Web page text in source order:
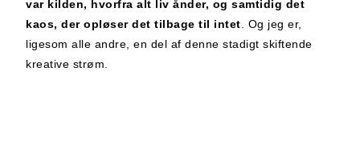
var kilden, hvorfra alt liv ånder, og samtidig det
kaos, der opløser det tilbage til intet. Og jeg er,
ligesom alle andre, en del af denne stadigt skiftende
kreative strøm.